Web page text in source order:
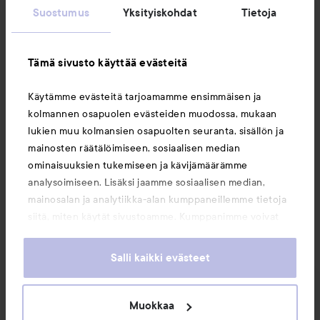
Suostumus Yksityiskohdat Tietoja
Tämä sivusto käyttää evästeitä
Käytämme evästeitä tarjoamamme ensimmäisen ja
kolmannen osapuolen evästeiden muodossa, mukaan
lukien muu kolmansien osapuolten seuranta, sisällön ja
mainosten räätälöimiseen, sosiaalisen median
ominaisuuksien tukemiseen ja kävijämäärämme
analysoimiseen. Lisäksi jaamme sosiaalisen median,
mainosalan ja analytiikka-alan kumppaneillemme tietoja
heille tai joita on kerätty, kun olet käyttänyt heidän
evästeiden käytön.
Salli kaikki evästeet
Muokkaa
Asiakaspalvelu
Tietoja
Saattaisit myös tykätä